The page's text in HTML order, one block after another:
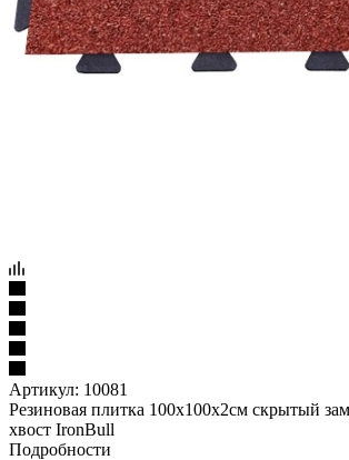
Артикул: 10081
Резиновая плитка 100х100х2см скрытый
хвост IronBull
Подробности